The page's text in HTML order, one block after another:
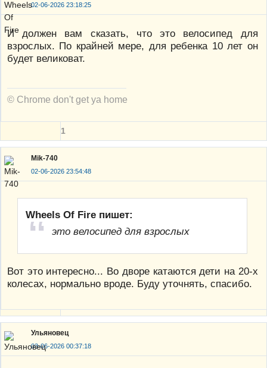
02-06-2026 23:18:25
И должен вам сказать, что это велосипед для
взрослых. По крайней мере, для ребенка 10 лет он
будет великоват.
© Chrome don't get ya home
1
Mik-740
02-06-2026 23:54:48
Wheels Of Fire пишет:
это велосипед для взрослых
Вот это интересно... Во дворе катаются дети на 20-х
колесах, нормально вроде. Буду уточнять, спасибо.
Ульяновец
03-06-2026 00:37:18